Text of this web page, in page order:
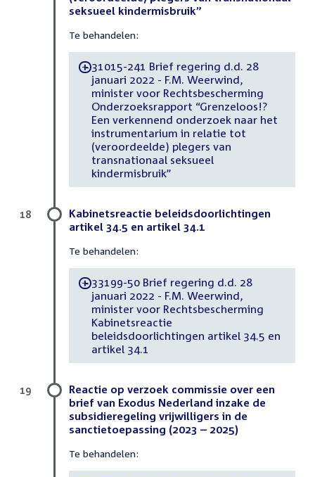
seksueel kindermisbruik”
Te behandelen:
-31015-241 Brief regering d.d. 28
januari 2022 - F.M. Weerwind,
minister voor Rechtsbescherming
Onderzoeksrapport “Grenzeloos!?
Een verkennend onderzoek naar het
instrumentarium in relatie tot
(veroordeelde) plegers van
transnationaal seksueel
kindermisbruik”
Kabinetsreactie beleidsdoorlichtingen
artikel 34.5 en artikel 34.1
Te behandelen:
-33199-50 Brief regering d.d. 28
januari 2022 - F.M. Weerwind,
minister voor Rechtsbescherming
Kabinetsreactie
beleidsdoorlichtingen artikel 34.5 en
artikel 34.1
18
Reactie op verzoek commissie over een
brief van Exodus Nederland inzake de
subsidieregeling vrijwilligers in de
sanctietoepassing (2023 – 2025)
Te behandelen:
19